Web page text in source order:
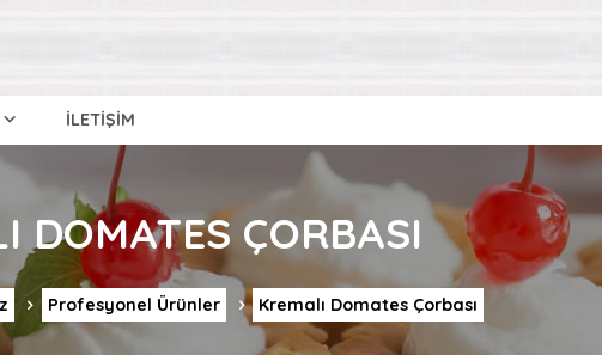
İLETİŞİM
DOMATES ÇORBASI
Profesyonel Ürünler Kremalı Domates Çorbası